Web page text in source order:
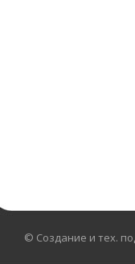
© Создание и тех.